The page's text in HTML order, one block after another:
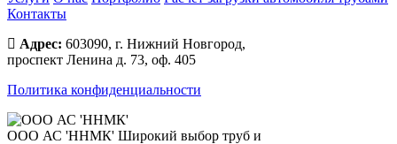
Контакты
Адрес: 603090, г. Нижний Новгород,
проспект Ленина д. 73, оф. 405
Политика конфиденциальности
ООО АС 'ННМК' Широкий выбор труб и